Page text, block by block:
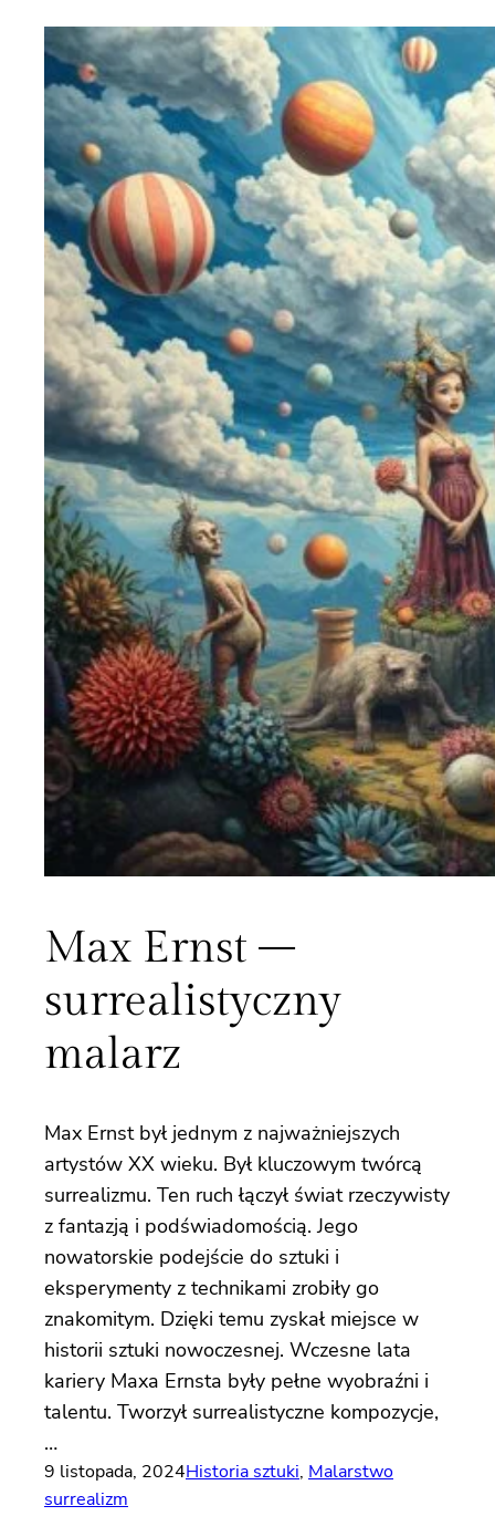
Max Ernst –
surrealistyczny
malarz
Max Ernst był jednym z najważniejszych
artystów XX wieku. Był kluczowym twórcą
surrealizmu. Ten ruch łączył świat rzeczywisty
z fantazją i podświadomością. Jego
nowatorskie podejście do sztuki i
eksperymenty z technikami zrobiły go
znakomitym. Dzięki temu zyskał miejsce w
historii sztuki nowoczesnej. Wczesne lata
kariery Maxa Ernsta były pełne wyobraźni i
talentu. Tworzył surrealistyczne kompozycje,
…
9 listopada, 2024Historia sztuki, Malarstwo
surrealizm